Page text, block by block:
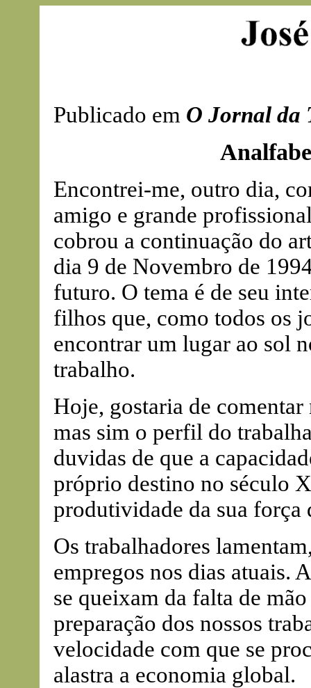
Publicado em O Jornal da
Encontrei-me, outro dia,
amigo e grande
cobrou a continuação do
dia 9 de Novembro de
futuro. O tema é de seu
filhos que, como todos os
encontrar um lugar ao sol
trabalho.
Hoje, gostaria de
mas sim o perfil do
duvidas de que a
próprio destino no século
produtividade da sua força
Os trabalhadores
empregos nos dias atuais.
se queixam da falta de
preparação dos nossos
velocidade com que se
alastra a economia global.